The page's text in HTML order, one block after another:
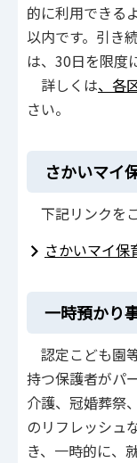
的に利用できる
以内です。引き
は、30日を限度
詳しくは、各
さい。
さかいマイ
下記リンクを
さかいマイ保
一時預かり
認定こども園
持つ保護者がパ
介護、冠婚葬祭
のリフレッシュ
き、一時的に、